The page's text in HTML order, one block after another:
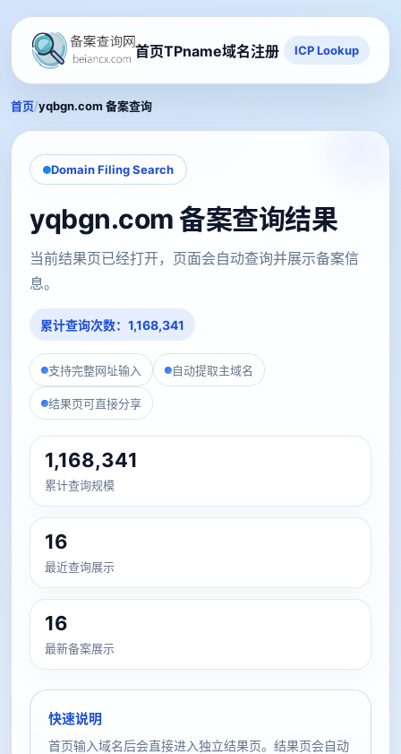
首页TPname域名注册 ICP Lookup
首页/yqbgn.com 备案查询
Domain Filing Search
yqbgn.com 备案查询结果
当前结果页已经打开，页面会自动查询并展示备案信
息。
累计查询次数：1,168,341
支持完整网址输入 自动提取主域名
结果页可直接分享
1,168,341
累计查询规模
16
最近查询展示
16
最新备案展示
快速说明
首页输入域名后会直接进入独立结果页。结果页会自动